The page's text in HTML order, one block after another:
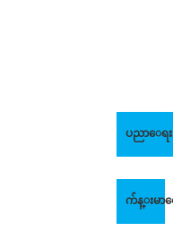
ပညာေရး
က်န္းမာ